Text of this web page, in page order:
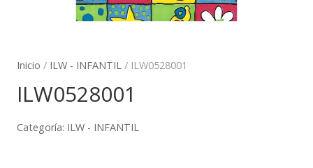
Inicio / ILW - INFANTIL / ILW0528001
ILW0528001
Categoría: ILW - INFANTIL